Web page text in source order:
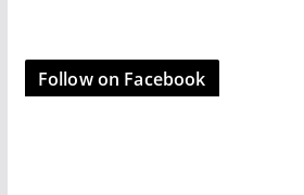
n
Follow on Facebook